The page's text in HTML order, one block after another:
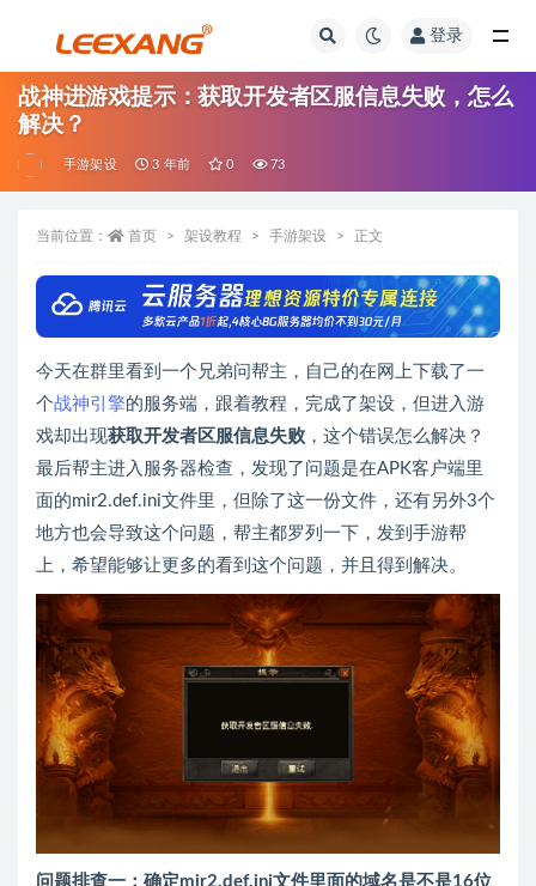
登录
战神进游戏提示：获取开发者区服信息失败，怎么
解决？
手游架设 3 年前 0 73
当前位置： 首页 架设教程 手游架设 正文
今天在群里看到一个兄弟问帮主，自己的在网上下载了一
个战神引擎的服务端，跟着教程，完成了架设，但进入游
戏却出现获取开发者区服信息失败 ，这个错误怎么解决？
最后帮主进入服务器检查，发现了问题是在APK客户端里
面的mir2.def.ini文件里，但除了这一份文件，还有另外3个
地方也会导致这个问题，帮主都罗列一下，发到手游帮
上，希望能够让更多的看到这个问题，并且得到解决。
问题排查一：确定mir2.def.ini文件里面的域名是不是16位